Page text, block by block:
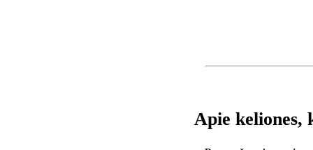
Apie keliones,